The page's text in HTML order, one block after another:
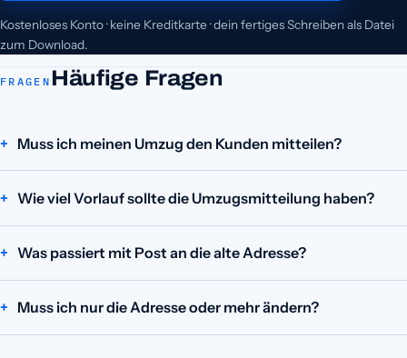
Kostenloses Konto · keine Kreditkarte · dein fertiges Schreiben als Datei
zum Download.
FRAGEN Häufige Fragen
Muss ich meinen Umzug den Kunden mitteilen?
Wie viel Vorlauf sollte die Umzugsmitteilung haben?
Was passiert mit Post an die alte Adresse?
Muss ich nur die Adresse oder mehr ändern?